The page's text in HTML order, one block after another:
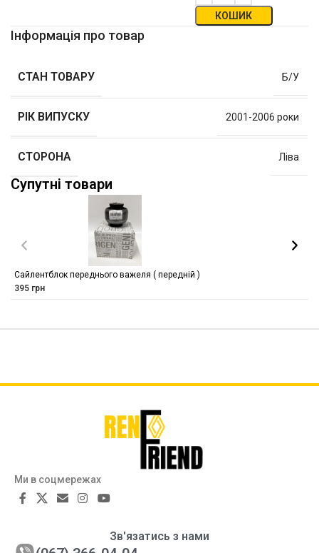
КОШИК
Інформація про товар
СТАН ТОВАРУ Б/У
РІК ВИПУСКУ 2001-2006 роки
СТОРОНА Ліва
Супутні товари
Сайлентблок переднього важеля ( передній )
395 грн
Ми в соцмережах
Зв'язатись з нами